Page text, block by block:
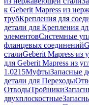
к Geberit Mapress из
трубКрепления для
детали для Крепления
элементовСистемные
фланцевых соединений
сталиGeberit Mapress из
для Geberit Mapress из
1.0215МуфтыЗапасные
детали для Переходы
ОтводыТройники
двухплоскостные